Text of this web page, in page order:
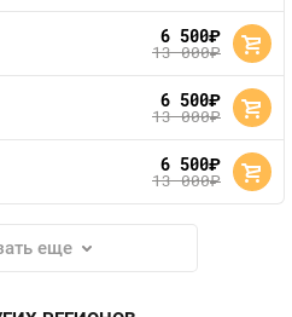
6 500руб.
13 000руб.
6 500руб.
13 000руб.
6 500руб.
13 000руб.
еще